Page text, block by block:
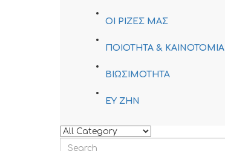
ΟΙ ΡΙΖΕΣ ΜΑΣ
ΠΟΙΟΤΗΤΑ & ΚΑΙΝΟΤΟΜΙΑ
ΒΙΩΣΙΜΟΤΗΤΑ
ΕΥ ΖΗΝ